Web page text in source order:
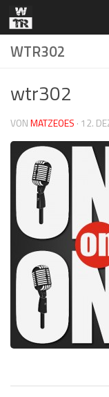
Zum Inhalt
WTR302
wtr302
VONMATZEOES · 12.